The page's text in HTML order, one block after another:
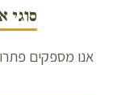
סוגי
אנו מספקים